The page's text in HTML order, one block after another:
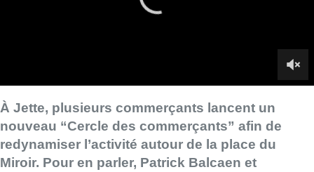
commerces emblématiques et une baisse de fréquentation, le
collectif souhaite agir sur plusieurs fronts : attirer de nouveaux
commerces, renforcer l’animation locale, repenser
l’aménagement de la place.
“La place est en transition, on a ce
qu’on a. On doit travailler en tant que commerçant avec ce
qu’on a, une belle place, un peu minérale”, confie Sébastien.
Selon lui, la place du Miroir est fréquentée, et les locaux vides